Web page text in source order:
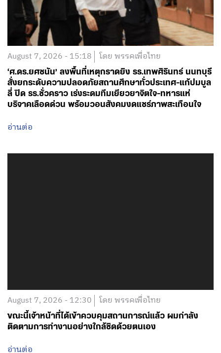
August 7, 2026 - 15:18 โดย พรรคเพื่อไทย
‘ศ.ดร.ยศชนัน’ ลงพื้นที่เหตุกราดยิง รร.เทพศิรินทร์ นนทบุรี
สั่งยกระดับความปลอดภัยสถานศึกษาทั่วประเทศ-แก้ปมบูล
ลี่ ปิด รร.ชั่วคราว เร่งระดมทีมเยียวยาจิตใจ-ทหารแห่
บริจาคเลือดด่วน พร้อมวอนสังคมงดแชร์ภาพสะเทือนใจ
อ่านต่อ
อ่านต่อ